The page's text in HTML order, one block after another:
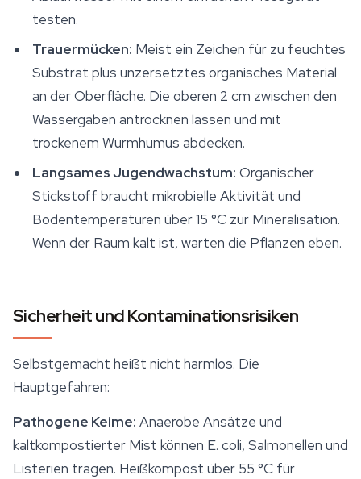
testen.
Trauermücken: Meist ein Zeichen für zu feuchtes
Substrat plus unzersetztes organisches Material
an der Oberfläche. Die oberen 2 cm zwischen den
Wassergaben antrocknen lassen und mit
trockenem Wurmhumus abdecken.
Langsames Jugendwachstum: Organischer
Stickstoff braucht mikrobielle Aktivität und
Bodentemperaturen über 15 °C zur Mineralisation.
Wenn der Raum kalt ist, warten die Pflanzen eben.
Sicherheit und Kontaminationsrisiken
Selbstgemacht heißt nicht harmlos. Die
Hauptgefahren:
Pathogene Keime: Anaerobe Ansätze und
kaltkompostierter Mist können E. coli, Salmonellen und
Listerien tragen. Heißkompost über 55 °C für